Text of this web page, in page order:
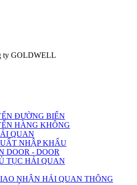
ty GOLDWELL
ĐƯỜNG BIỂN
HÀNG KHÔNG
QUAN
NHẬP KHẨU
DOOR - DOOR
TỤC HẢI QUAN
NHẬN HẢI QUAN THÔNG